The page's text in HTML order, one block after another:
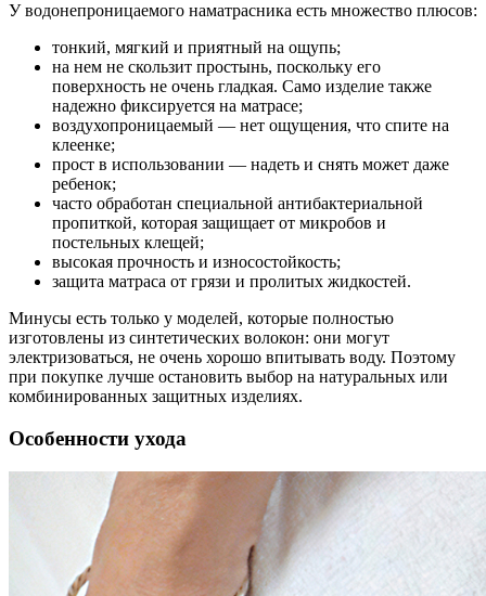
У водонепроницаемого наматрасника есть множество плюсов:
тонкий, мягкий и приятный на ощупь;
на нем не скользит простынь, поскольку его
поверхность не очень гладкая. Само изделие также
надежно фиксируется на матрасе;
воздухопроницаемый — нет ощущения, что спите на
клеенке;
прост в использовании — надеть и снять может даже
ребенок;
часто обработан специальной антибактериальной
пропиткой, которая защищает от микробов и
постельных клещей;
высокая прочность и износостойкость;
защита матраса от грязи и пролитых жидкостей.
Минусы есть только у моделей, которые полностью
изготовлены из синтетических волокон: они могут
электризоваться, не очень хорошо впитывать воду. Поэтому
при покупке лучше остановить выбор на натуральных или
комбинированных защитных изделиях.
Особенности ухода